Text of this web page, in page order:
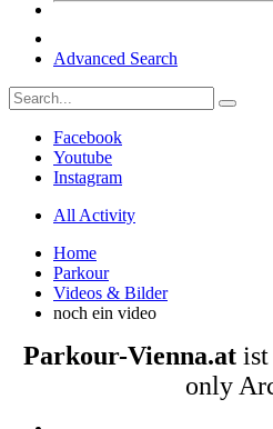
Advanced Search
Facebook
Youtube
Instagram
All Activity
Home
Parkour
Videos & Bilder
noch ein video
Parkour-Vienna.atist
only